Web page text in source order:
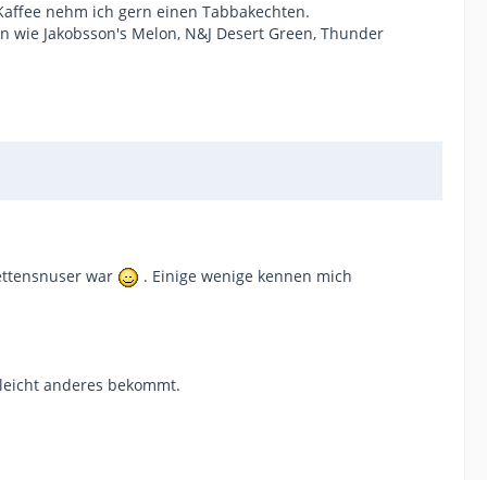
nehm ich gern einen Tabbakechten.
Jakobsson's Melon, N&J Desert Green, Thunder
war . Einige wenige kennen mich
anderes bekommt.